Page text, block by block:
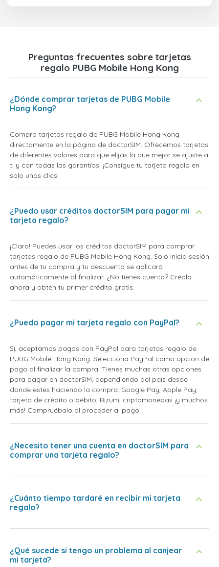
Preguntas frecuentes sobre tarjetas
regalo PUBG Mobile Hong Kong
¿Dónde comprar tarjetas de PUBG Mobile
Hong Kong?
Compra tarjetas regalo de PUBG Mobile Hong Kong
directamente en la página de doctorSIM. Ofrecemos tarjetas
de diferentes valores para que elijas la que mejor se ajuste a
ti y con todas las garantías. ¡Consigue tu tarjeta regalo en
solo unos clics!
¿Puedo usar créditos doctorSIM para pagar mi
tarjeta regalo?
¡Claro! Puedes usar los créditos doctorSIM para comprar
tarjetas regalo de PUBG Mobile Hong Kong. Solo inicia sesión
antes de tu compra y tu descuento se aplicará
automáticamente al finalizar. ¿No tienes cuenta? Créala
ahora y obtén tu primer crédito gratis.
¿Puedo pagar mi tarjeta regalo con PayPal?
Sí, aceptamos pagos con PayPal para tarjetas regalo de
PUBG Mobile Hong Kong. Selecciona PayPal como opción de
pago al finalizar la compra. Tienes muchas otras opciones
para pagar en doctorSIM, dependiendo del país desde
donde estés haciendo la compra: Google Pay, Apple Pay,
tarjeta de crédito o débito, Bizum, criptomonedas ¡y muchos
más! Compruébalo al proceder al pago.
¿Necesito tener una cuenta en doctorSIM para
comprar una tarjeta regalo?
¿Cuánto tiempo tardaré en recibir mi tarjeta
regalo?
¿Qué sucede si tengo un problema al canjear
mi tarjeta?